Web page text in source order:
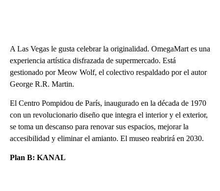
A Las Vegas le gusta celebrar la originalidad. OmegaMart es una
experiencia artística disfrazada de supermercado. Está
gestionado por Meow Wolf, el colectivo respaldado por el autor
George R.R. Martin.
El Centro Pompidou de París, inaugurado en la década de 1970
con un revolucionario diseño que integra el interior y el exterior,
se toma un descanso para renovar sus espacios, mejorar la
accesibilidad y eliminar el amianto. El museo reabrirá en 2030.
Plan B: KANAL